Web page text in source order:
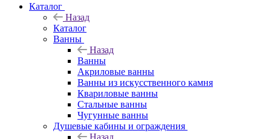
Каталог
Назад
Каталог
Ванны
Назад
Ванны
Акриловые ванны
Ванны из искусственного камня
Квариловые ванны
Стальные ванны
Чугунные ванны
Душевые кабины и ограждения
Назад